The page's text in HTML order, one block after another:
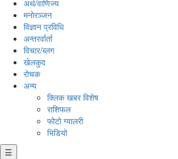
अर्थ/वाणिज्य
मनाेरञ्जन
विज्ञान प्रविधि
अन्तरर्वार्ता
विचार/ब्लग
खेलकुद
रोचक
अन्य
क्लिक खबर विशेष
राशिफल
फोटो ग्यालरी
भिडियो
☰